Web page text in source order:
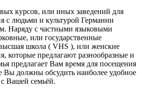
курсов, или иных заведений для
с людьми и культурой Германии
Наряду с частными языковыми
или государственные
высшая школа ( VHS ), или женские
которые предлагают разнообразные и
предлагает Вам время для посещения
Вы должны обсудить наиболее удобное
Вашей семьёй.